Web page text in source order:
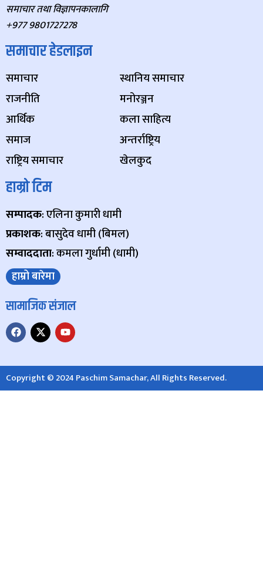
समाचार तथा विज्ञापनकालागि
+977 9801727278
समाचार हेडलाइन
समाचार
राजनीति
आर्थिक
समाज
राष्ट्रिय समाचार
स्थानिय समाचार
मनोरञ्जन
कला साहित्य
अन्तर्राष्ट्रिय
खेलकुद
हाम्रो टिम
सम्पादक: एलिना कुमारी धामी
प्रकाशक: बासुदेव धामी (बिमल)
सम्वाददाता: कमला गुर्धामी (धामी)
हाम्रो बारेमा
सामाजिक संजाल
Copyright © 2024 Paschim Samachar, All Rights Reserved.